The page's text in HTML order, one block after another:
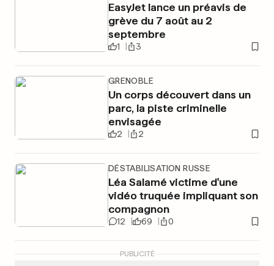
EasyJet lance un préavis de
grève du 7 août au 2
septembre
1 3
GRENOBLE
Un corps découvert dans un
parc, la piste criminelle
envisagée
2 2
DÉSTABILISATION RUSSE
Léa Salamé victime d'une
vidéo truquée impliquant son
compagnon
12 69 0
PUBLICITÉ